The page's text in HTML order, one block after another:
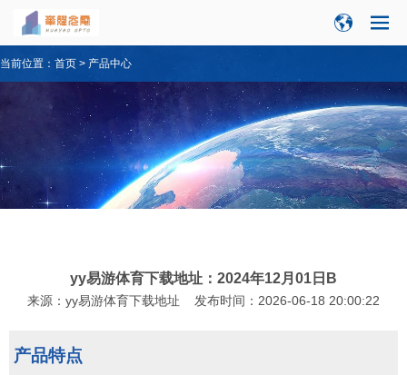
当前位置： 首页 > 产品中心
yy易游体育下载地址：2024年12月01日B
来源： yy易游体育下载地址 发布时间：2026-06-18 20:00:22
产品特点